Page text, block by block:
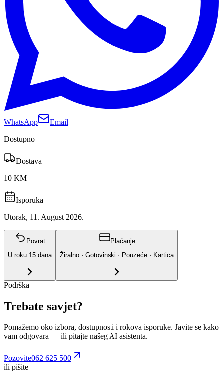
WhatsApp
Email
Dostupno
Dostava
10 KM
Isporuka
Utorak, 11. August 2026.
Povrat
U roku 15 dana
Plaćanje
Žiralno · Gotovinski · Pouzeće · Kartica
Podrška
Trebate savjet?
Pomažemo oko izbora, dostupnosti i rokova isporuke. Javite se kako
vam odgovara — ili pitajte našeg AI asistenta.
Pozovite062 625 500
ili pišite